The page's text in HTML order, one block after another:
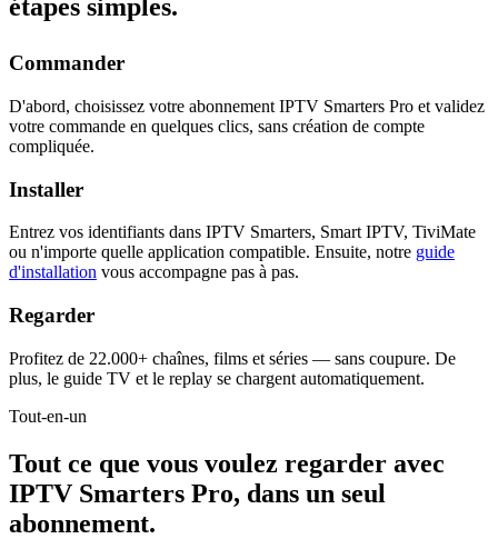
étapes simples.
Commander
D'abord, choisissez votre abonnement IPTV Smarters Pro et validez
votre commande en quelques clics, sans création de compte
compliquée.
Installer
Entrez vos identifiants dans IPTV Smarters, Smart IPTV, TiviMate
ou n'importe quelle application compatible. Ensuite, notre guide
d'installation vous accompagne pas à pas.
Regarder
Profitez de 22.000+ chaînes, films et séries — sans coupure. De
plus, le guide TV et le replay se chargent automatiquement.
Tout-en-un
Tout ce que vous voulez regarder avec
IPTV Smarters Pro, dans un seul
abonnement.